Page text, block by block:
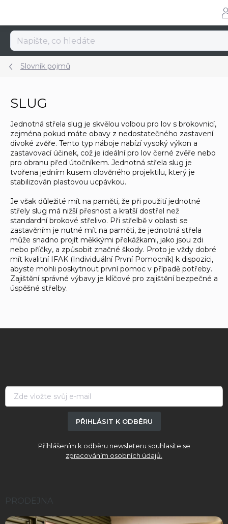
obsah
Slovník pojmů
SLUG
Jednotná střela slug je skvělou volbou pro lov s brokovnicí,
zejména pokud máte obavy z nedostatečného zastavení
divoké zvěře. Tento typ náboje nabízí vysoký výkon a
zastavovací účinek, což je ideální pro lov černé zvěře nebo
pro obranu před útočníkem. Jednotná střela slug je
tvořena jedním kusem olověného projektilu, který je
stabilizován plastovou ucpávkou.
Je však důležité mít na paměti, že při použití jednotné
střely slug má nižší přesnost a kratší dostřel než
standardní brokové střelivo. Při střelbě v oblasti se
zastavěním je nutné mít na paměti, že jednotná střela
může snadno projít měkkými překážkami, jako jsou zdi
nebo příčky, a způsobit značné škody. Proto je vždy dobré
mít kvalitní IFAK (Individuální První Pomocník) k dispozici,
abyste mohli poskytnout první pomoc v případě potřeby.
Zajištění správné výbavy je klíčové pro zajištění bezpečné a
úspěšné střelby.
PŘIHLÁSIT K ODBĚRU
Přihlášením k odběru newsleteru souhlasíte se
zpracováním osobních údajů.
PRODEJNA